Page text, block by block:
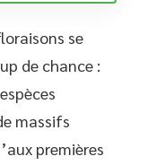
se
de chance :
massifs
premières